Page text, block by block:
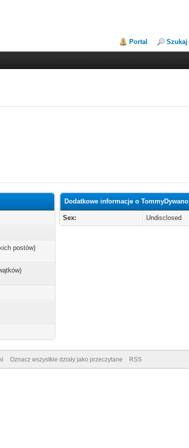
Portal Szukaj
postów)
Dodatkowe informacje o TommyDywano
Sex: Undisclosed
Oznacz wszystkie działy jako przeczytane RSS